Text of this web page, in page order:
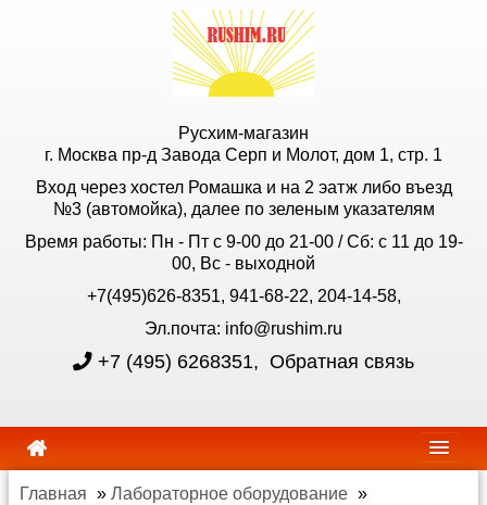
Русхим-магазин
г. Москва пр-д Завода Серп и Молот, дом 1, стр. 1
Вход через хостел Ромашка и на 2 эатж либо въезд
№3 (автомойка), далее по зеленым указателям
Время работы: Пн - Пт с 9-00 до 21-00 / Сб: с 11 до 19-
00, Вс - выходной
+7(495)626-8351, 941-68-22, 204-14-58,
Эл.почта: info@rushim.ru
+7 (495) 6268351, Обратная связь
Главная » Лабораторное оборудование »